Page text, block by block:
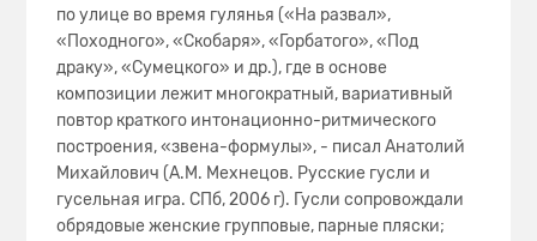
по улице во время гулянья («На развал»,
«Походного», «Скобаря», «Горбатого», «Под
драку», «Сумецкого» и др.), где в основе
композиции лежит многократный, вариативный
повтор краткого интонационно-ритмического
построения, «звена-формулы», - писал Анатолий
Михайлович (А.М. Мехнецов. Русские гусли и
гусельная игра. СПб, 2006 г). Гусли сопровождали
обрядовые женские групповые, парные пляски;